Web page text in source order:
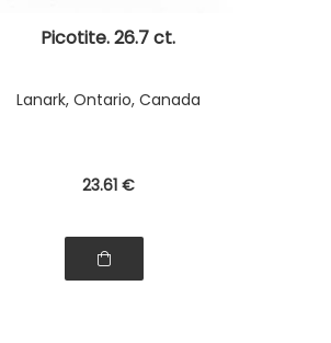
Picotite. 26.7 ct.
Lanark, Ontario, Canada
23.61 €